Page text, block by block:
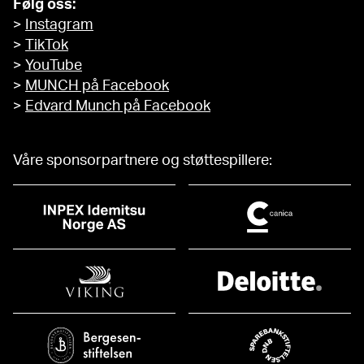
Følg oss:
>
Instagram
>
TikTok
> YouTube
> MUNCH på Facebook
> Edvard Munch på Facebook
Våre sponsorpartnere og støttespillere: